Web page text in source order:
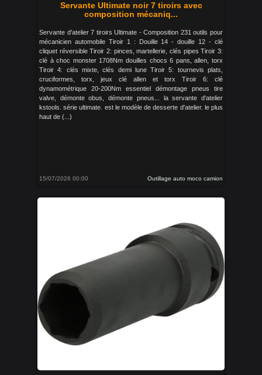
Servante Ultimate noir 7 tiroirs avec
composition mécaniq...
Servante d'atelier 7 tiroirs Ultimate - Composition 231 outils pour
mécanicien automobile Tiroir 1 : Douille 14 - douille 12 - clé
cliquet réversible Tiroir 2: pinces, martellerie, clés pipes Tiroir 3:
clé à choc monster 1708Nm douilles chocs 6 pans, allen, torx
Tiroir 4: clés mixte, clés demi lune Tiroir 5: tournevis plats,
cruciformes, torx, jeux clé allen et torx Tiroir 6: clé
dynamométrique 20-200Nm essentiel démontage pneus tire
valve, démonte obus, démonte pneus... la servante d'atelier
kstools. série ultimate. est le modèle de desserte d'atelier. le plus
haut de (...)
15/07/2026 00:00 Outillage auto moco camion